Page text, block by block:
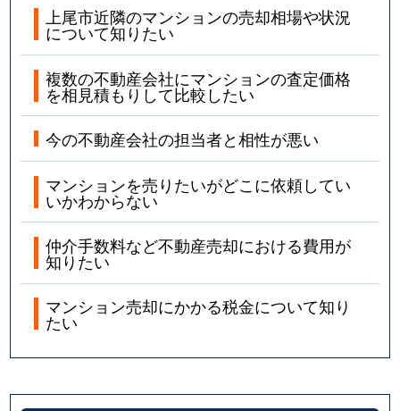
上尾市近隣のマンションの売却相場や状況
について知りたい
複数の不動産会社にマンションの査定価格
を相見積もりして比較したい
今の不動産会社の担当者と相性が悪い
マンションを売りたいがどこに依頼してい
いかわからない
仲介手数料など不動産売却における費用が
知りたい
マンション売却にかかる税金について知り
たい